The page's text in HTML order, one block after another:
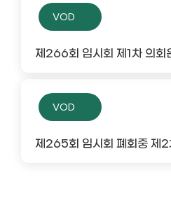
VOD
제266회 임시회 제1차 의회
VOD
제265회 임시회 폐회중 제2